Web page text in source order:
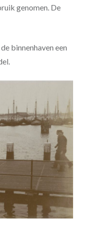
genomen. De
binnenhaven een